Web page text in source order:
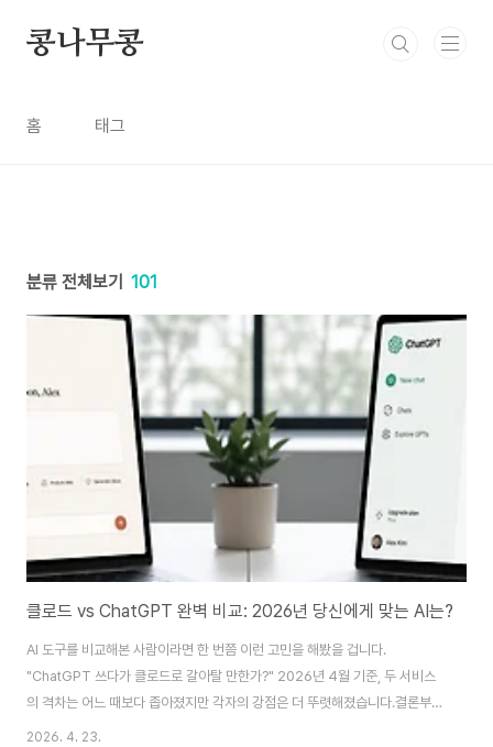
콩나무콩
홈 태그
분류 전체보기 101
클로드 vs ChatGPT 완벽 비교: 2026년 당신에게 맞는 AI는?
AI 도구를 비교해본 사람이라면 한 번쯤 이런 고민을 해봤을 겁니다.
"ChatGPT 쓰다가 클로드로 갈아탈 만한가?" 2026년 4월 기준, 두 서비스
의 격차는 어느 때보다 좁아졌지만 각자의 강점은 더 뚜렷해졌습니다.결론부터
말하면 이렇습니다. 코딩·긴 문서 작업·자연스러운 글쓰기는 클로드가, 이미지
2026. 4. 23.